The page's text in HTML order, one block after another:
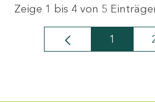
Zeige 1 bis 4 von 5
Seite
1